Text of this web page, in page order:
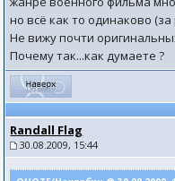
но всё как то одинаково
Не вижу почти
Почему так...как думаете ?
Randall Flag
30.08.2009, 15:44